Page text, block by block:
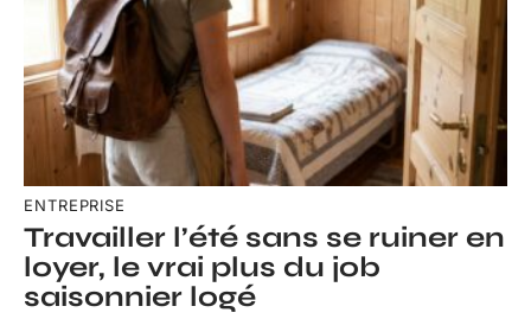
ENTREPRISE
Travailler l’été sans se ruiner en
loyer, le vrai plus du job
saisonnier logé